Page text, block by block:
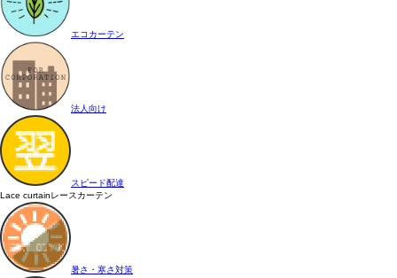
エコカーテン
法人向け
スピード配達
Lace curtainレースカーテン
暑さ・寒さ対策